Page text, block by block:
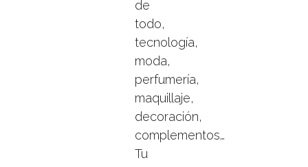
de
todo,
tecnología,
moda,
perfumería,
maquillaje,
decoración,
complementos…
Tu